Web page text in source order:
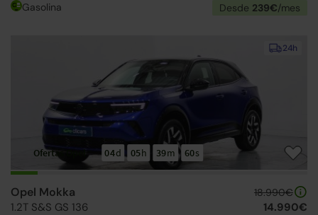
Gasolina Desde 239€/mes
24h
Ofertas Opel 04d 05h 39m 59s
Opel Mokka
1.2T S&S GS 136
18.990€
14.990€